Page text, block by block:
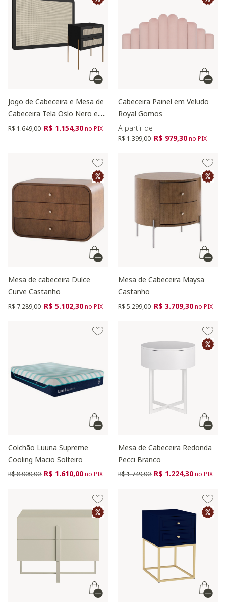
Jogo de Cabeceira e Mesa de
Cabeceira Tela Oslo Nero e
Dourado
Preço reduzido de
R$ 1.649,00 para
R$ 1.154,30no PIX
Cabeceira Painel em Veludo
Royal Gomos
A partir de
Preço reduzido de
R$ 1.399,00 para
R$ 979,30no PIX
Mesa de cabeceira Dulce
Curve Castanho
Preço reduzido de
R$ 7.289,00 para
R$ 5.102,30no PIX
Mesa de Cabeceira Maysa
Castanho
Preço reduzido de
R$ 5.299,00 para
R$ 3.709,30no PIX
Colchão Luuna Supreme
Cooling Macio Solteiro
Preço reduzido de
R$ 8.000,00 para
R$ 1.610,00no PIX
Mesa de Cabeceira Redonda
Pecci Branco
Preço reduzido de
R$ 1.749,00 para
R$ 1.224,30no PIX